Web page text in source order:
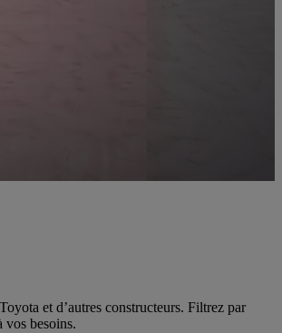
et d’autres constructeurs. Filtrez par
besoins.